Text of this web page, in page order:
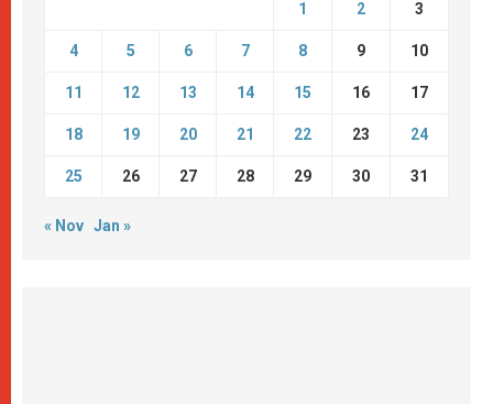
1 2 3
4 5 6 7 8 9 10
11 12 13 14 15 16 17
18 19 20 21 22 23 24
25 26 27 28 29 30 31
« Nov Jan »